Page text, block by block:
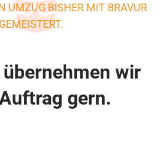
UMZUG BISHER MIT BRAVUR
GEMEISTERT.
wir
gern.